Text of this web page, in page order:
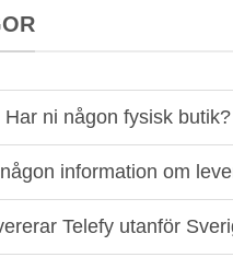
Har ni någon fysisk butik?
information om
Telefy utanför